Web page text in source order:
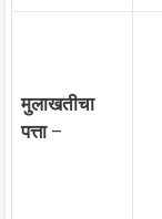
मुलाखतीचा
पत्ता–